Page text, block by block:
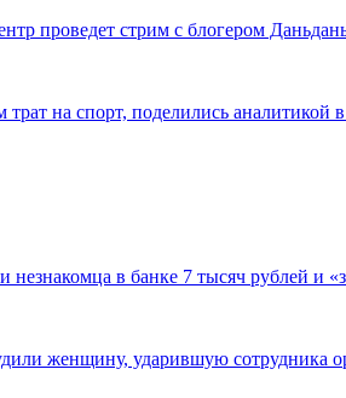
проведет стрим с блогером
на спорт, поделились аналитикой
незнакомца в банке 7 тысяч рублей и
женщину, ударившую сотрудника